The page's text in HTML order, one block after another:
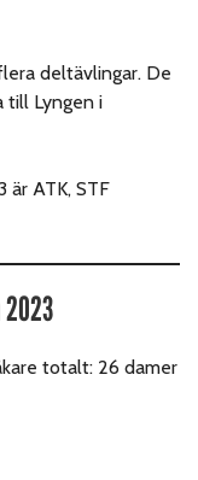
deltävlingar. De
till Lyngen i
är ATK, STF
totalt: 26 damer